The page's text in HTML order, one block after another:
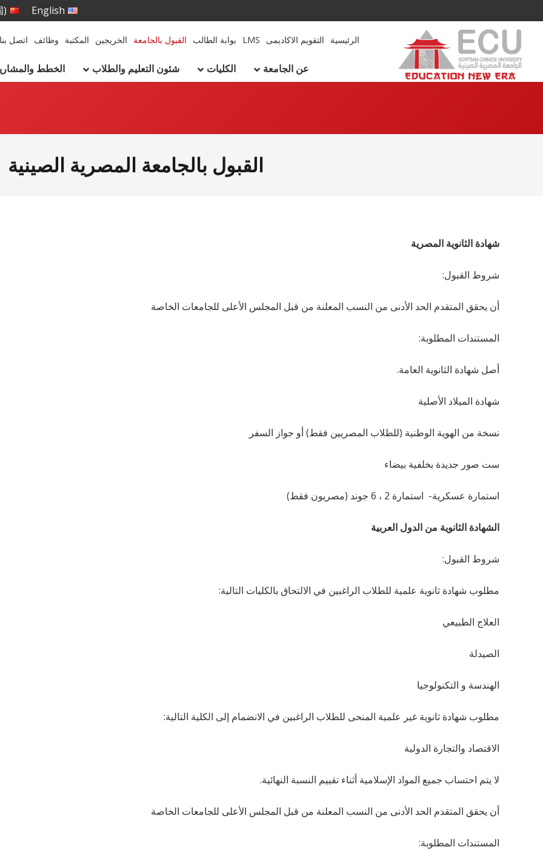
English
)
الرئيسية التقويم الاكاديمى LMS بوابة الطالب القبول بالجامعة الخريجين المكتبة وظائف اتصل
عن الجامعة الكليات شئون التعليم والطلاب الخطط
القبول بالجامعة المصرية الصينية
شهادة الثانوية المصرية
شروط القبول:
أن يحقق المتقدم الحد الأدنى من النسب المعلنة من قبل المجلس الأعلى للجامعات الخاصة
المستندات المطلوبة:
أصل شهادة الثانوية العامة.
شهادة الميلاد الأصلية
نسخة من الهوية الوطنية (للطلاب المصريين فقط) أو جواز السفر
ست صور جديدة بخلفية بيضاء
استمارة عسكرية- استمارة 2 ، 6 جوند (مصريون فقط)
الشهادة الثانوية من الدول العربية
شروط القبول:
مطلوب شهادة ثانوية علمية للطلاب الراغبين في الالتحاق بالكليات التالية:
العلاج الطبيعي
الصيدلة
الهندسة و التكنولوجيا
مطلوب شهادة ثانوية غير علمية المنحى للطلاب الراغبين في الانضمام إلى الكلية التالية:
الاقتصاد والتجارة الدولية
لا يتم احتساب جميع المواد الإسلامية أثناء تقييم النسبة النهائية.
أن يحقق المتقدم الحد الأدنى من النسب المعلنة من قبل المجلس الأعلى للجامعات الخاصة
المستندات المطلوبة: